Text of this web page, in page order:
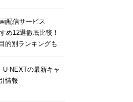
配信サービス
め12選徹底比較！
的別ランキングも
U-NEXTの最新キャ
情報